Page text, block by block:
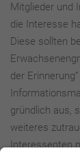
Mitglieder und
die Interesse
Diese sollten
der
gründlich aus,
weiteres
Interessenten